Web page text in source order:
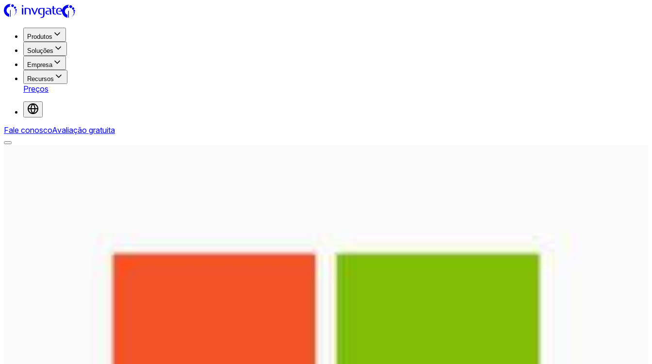
Produtos
Soluções
Empresa
Recursos
Preços
Fale conoscoAvaliação gratuita